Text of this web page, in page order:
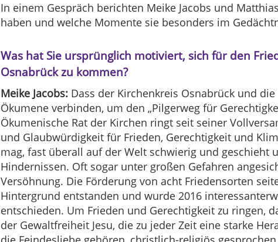
In einem Gespräch berichten Meike Jacobs und
haben und welche Momente sie besonders im
Was hat Sie ursprünglich motiviert, sich für den
Osnabrück zu kommen?
Meike Jacobs:Dass der Kirchenkreis Osnabrück und
Ökumene verbinden, um den „Pilgerweg für
Ökumenische Rat der Kirchen ringt seit seiner
und Glaubwürdigkeit für Frieden, Gerechtigkeit und
mag, fast überall auf der Welt schwierig und
Hindernissen. Oft sogar unter großen Gefahren
Versöhnung. Die Förderung von acht Friedensorten
Hintergrund entstanden und wurde 2016
entschieden. Um Frieden und Gerechtigkeit zu ringen,
der Gewaltfreiheit Jesu, die zu jeder Zeit eine starke